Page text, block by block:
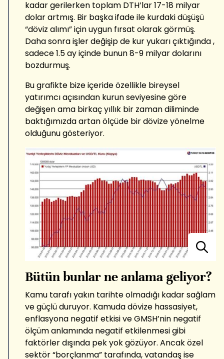
kadar gerilerken toplam DTH’lar 17-18 milyar
dolar artmış. Bir başka ifade ile kurdaki düşüşü
“döviz alımı” için uygun fırsat olarak görmüş.
Daha sonra işler değişip de kur yukarı çıktığında ,
sadece 1.5 ay içinde bunun 8-9 milyar dolarını
bozdurmuş.
Bu grafikte bize içeride özellikle bireysel
yatırımcı açısından kurun seviyesine göre
değişen ama birkaç yıllık bir zaman diliminde
baktığımızda artan ölçüde bir dövize yönelme
olduğunu gösteriyor.
Bütün bunlar ne anlama geliyor?
Kamu tarafı yakın tarihte olmadığı kadar sağlam
ve güçlü duruyor. Kamuda dövize hassasiyet,
enflasyona negatif etkisi ve GMSH’nin negatif
ölçüm anlamında negatif etkilenmesi gibi
faktörler dışında pek yok gözüyor. Ancak özel
sektör “borçlanma” tarafında, vatandaş ise